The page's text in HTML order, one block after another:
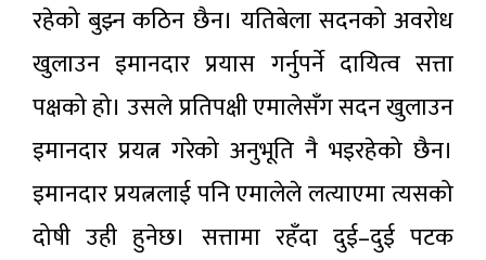
रहेको बुझ्न कठिन छैन। यतिबेला सदनको अवरोध
खुलाउन इमानदार प्रयास गर्नुपर्ने दायित्व सत्ता
पक्षको हो। उसले प्रतिपक्षी एमालेसँग सदन खुलाउन
इमानदार प्रयत्न गरेको अनुभूति नै भइरहेको छैन।
इमानदार प्रयत्नलाई पनि एमालेले लत्याएमा त्यसको
दोषी उही हुनेछ। सत्तामा रहँदा दुई–दुई पटक